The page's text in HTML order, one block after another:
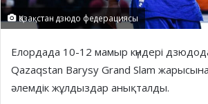
Қазақстан дзюдо федерациясы
Елордада 10-12 мамыр күндері
Qazaqstan Barysy Grand Slam
әлемдік жұлдыздар анықталды.